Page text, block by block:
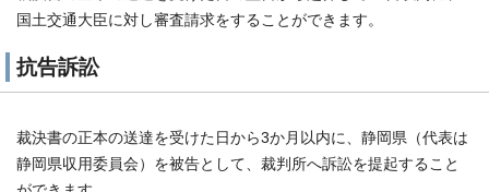
国土交通大臣に対し審査請求をすることができます。
抗告訴訟
裁決書の正本の送達を受けた日から3か月以内に、静岡県（代表は
静岡県収用委員会）を被告として、裁判所へ訴訟を提起すること